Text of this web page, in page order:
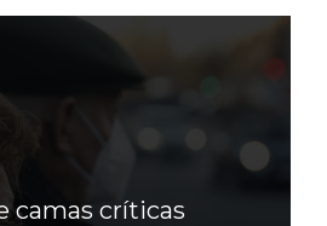
camas críticas